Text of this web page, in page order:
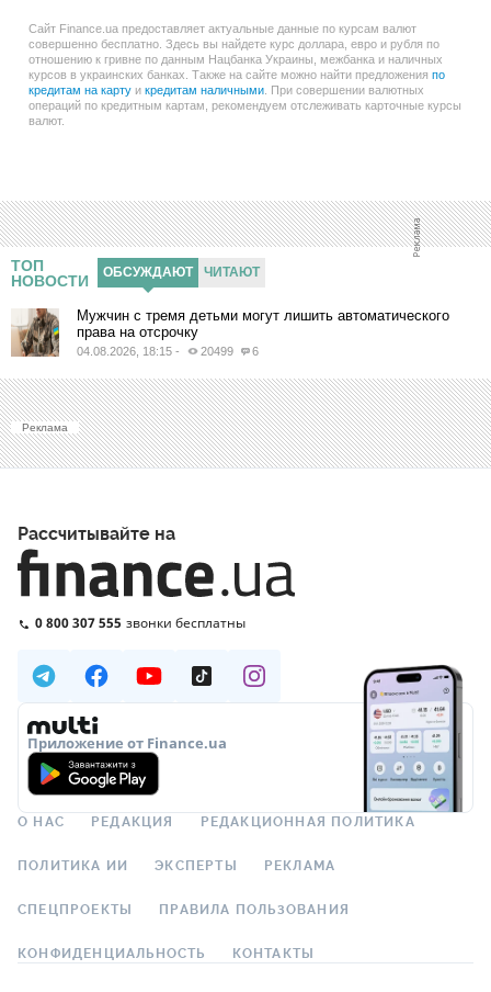
Сайт Finance.ua предоставляет актуальные данные по курсам валют
совершенно бесплатно. Здесь вы найдете курс доллара, евро и рубля по
отношению к гривне по данным Нацбанка Украины, межбанка и наличных
курсов в украинских банках. Также на сайте можно найти предложения по
кредитам на карту и кредитам наличными . При совершении валютных
операций по кредитным картам, рекомендуем отслеживать карточные курсы
валют.
ТОП
НОВОСТИ
ОБСУЖДАЮТ ЧИТАЮТ
Мужчин с тремя детьми могут лишить автоматического
права на отсрочку
04.08.2026, 18:15 - 20499 6
Реклама
Рассчитывайте на
0 800 307 555 звонки бесплатны
Приложение от Finance.ua
О НАС РЕДАКЦИЯ РЕДАКЦИОННАЯ ПОЛИТИКА
ПОЛИТИКА ИИ ЭКСПЕРТЫ РЕКЛАМА
СПЕЦПРОЕКТЫ ПРАВИЛА ПОЛЬЗОВАНИЯ
КОНФИДЕНЦИАЛЬНОСТЬ КОНТАКТЫ